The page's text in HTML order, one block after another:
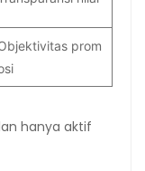
prom
hanya aktif